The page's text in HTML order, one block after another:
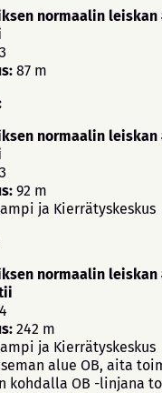
normaalin leiskan
3
87 m
normaalin leiskan
3
92 m
ja Kierrätyskeskus
normaalin leiskan
4
242 m
ja Kierrätyskeskus
alue OB, aita
kohdalla OB -linjana